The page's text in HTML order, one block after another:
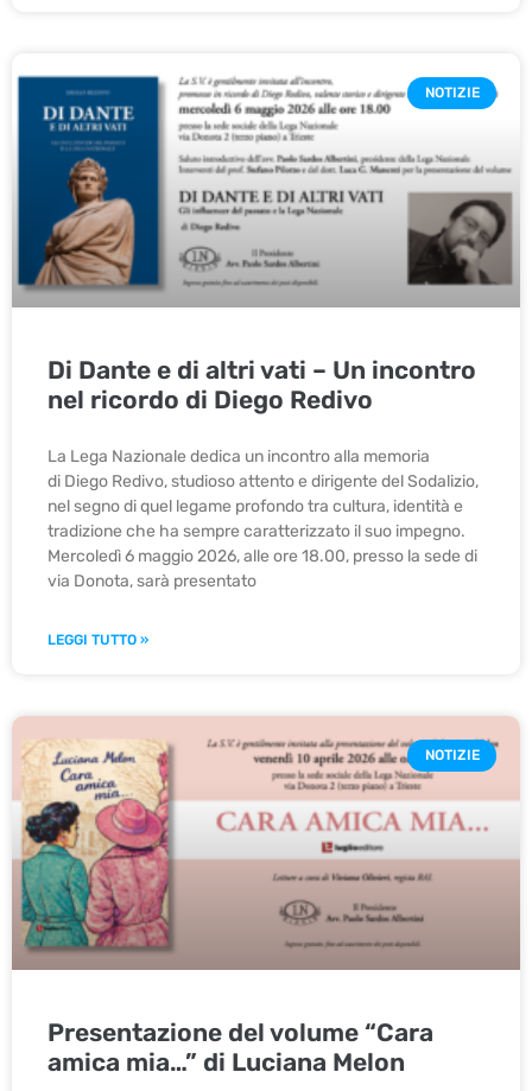
NOTIZIE
Di Dante e di altri vati – Un incontro
nel ricordo di Diego Redivo
La Lega Nazionale dedica un incontro alla memoria
di Diego Redivo, studioso attento e dirigente del Sodalizio,
nel segno di quel legame profondo tra cultura, identità e
tradizione che ha sempre caratterizzato il suo impegno.
Mercoledì 6 maggio 2026, alle ore 18.00, presso la sede di
via Donota, sarà presentato
LEGGI TUTTO »
NOTIZIE
Presentazione del volume “Cara
amica mia…” di Luciana Melon